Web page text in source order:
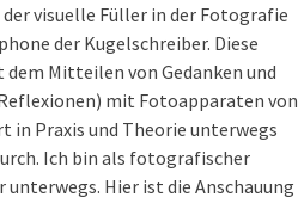
visuelle Füller in der Fotografie
der Kugelschreiber. Diese
dem Mitteilen von Gedanken und
mit Fotoapparaten von
in Praxis und Theorie unterwegs
Ich bin als fotografischer
unterwegs. Hier ist die Anschauung